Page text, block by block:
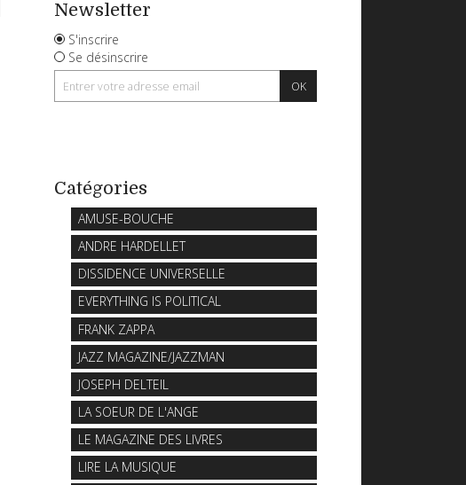
Newsletter
S'inscrire
Se désinscrire
Catégories
AMUSE-BOUCHE
ANDRE HARDELLET
DISSIDENCE UNIVERSELLE
EVERYTHING IS POLITICAL
FRANK ZAPPA
JAZZ MAGAZINE/JAZZMAN
JOSEPH DELTEIL
LA SOEUR DE L'ANGE
LE MAGAZINE DES LIVRES
LIRE LA MUSIQUE